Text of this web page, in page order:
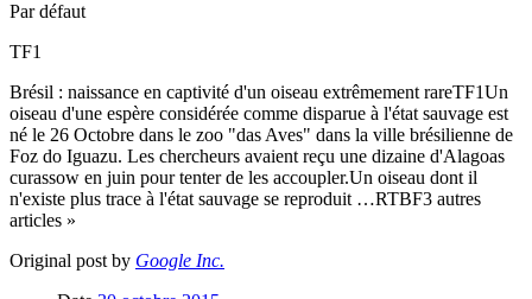
Par défaut
TF1
Brésil : naissance en captivité d'un oiseau extrêmement rareTF1Un
oiseau d'une espère considérée comme disparue à l'état sauvage est
né le 26 Octobre dans le zoo "das Aves" dans la ville brésilienne de
Foz do Iguazu. Les chercheurs avaient reçu une dizaine d'Alagoas
curassow en juin pour tenter de les accoupler.Un oiseau dont il
n'existe plus trace à l'état sauvage se reproduit …RTBF3 autres
articles »
Original post by Google Inc.